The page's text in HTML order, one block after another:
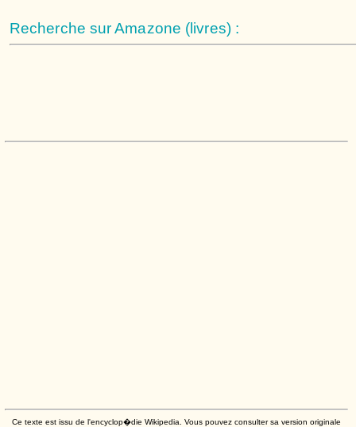
Recherche sur Amazone (livres) :
Ce texte est issu de l'encyclop�die Wikipedia. Vous pouvez consulter sa version originale